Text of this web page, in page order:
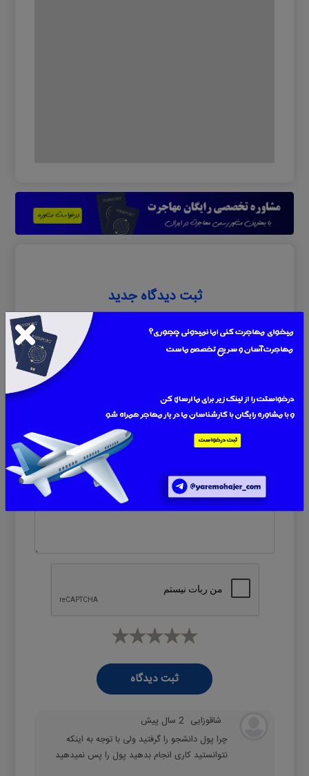
ثبت دیدگاه جدید
1 دیدگاه
ایمیل یا موبایل
پیام*
ثبت دیدگاه
شاقوزایی 2 سال پیش
چرا پول دانشجو را گرفتید ولی با توجه به اینکه
نتوانستید کاری انجام بدهید پول را پس نمیدهید